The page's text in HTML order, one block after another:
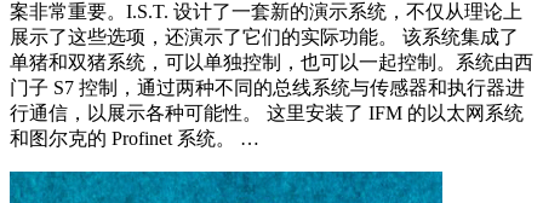
案非常重要。I.S.T. 设计了一套新的演示系统，不仅从理论上
展示了这些选项，还演示了它们的实际功能。 该系统集成了
单猪和双猪系统，可以单独控制，也可以一起控制。系统由西
门子 S7 控制，通过两种不同的总线系统与传感器和执行器进
行通信，以展示各种可能性。 这里安装了 IFM 的以太网系统
和图尔克的 Profinet 系统。 …